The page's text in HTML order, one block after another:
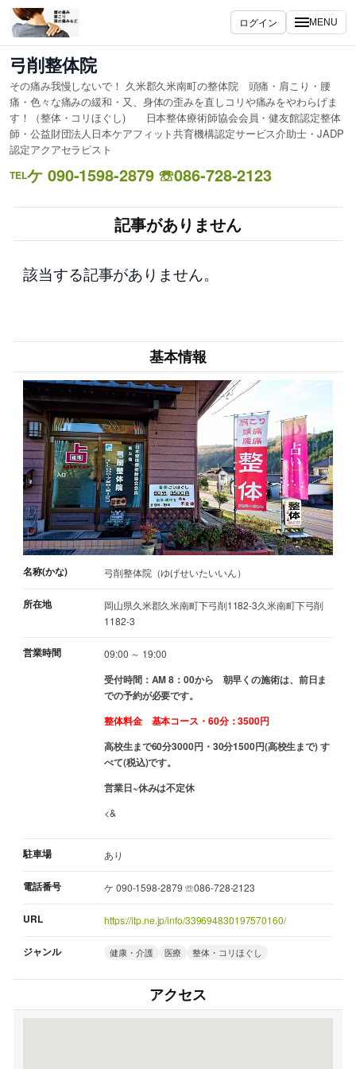
内
容
ス
キ
ッ
プ
ログイン MENU
弓削整体院
その痛み我慢しないで！ 久米郡久米南町の整体院 頭痛・肩こり・腰
痛・色々な痛みの緩和・又、身体の歪みを直しコリや痛みをやわらげま
す！（整体・コリほぐし) 日本整体療術師協会会員・健友館認定整体
師・公益財団法人日本ケアフィット共育機構認定サービス介助士・JADP
認定アクアセラピスト
TELケ 090-1598-2879 ☏086-728-2123
記事がありません
該当する記事がありません。
基本情報
名称(かな) 弓削整体院（ゆげせいたいいん）
所在地
岡山県久米郡久米南町下弓削1182-3久米南町下弓削
1182-3
営業時間 09:00 ～ 19:00
受付時間：AM 8：00から 朝早くの施術は、前日ま
での予約が必要です。
整体料金 基本コース・60分：3500円
高校生まで60分3000円・30分1500円(高校生まで) す
べて(税込)です。
営業日~休みは不定休
<&
駐車場 あり
電話番号 ケ 090-1598-2879 ☏086-728-2123
URL https://itp.ne.jp/info/339694830197570160/
ジャンル 健康・介護 医療 整体・コリほぐし
アクセス